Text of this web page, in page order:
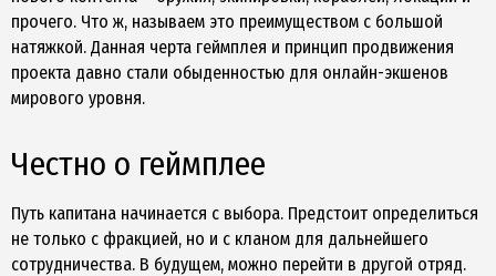
прочего. Что ж, называем это преимуществом с большой
натяжкой. Данная черта геймплея и принцип продвижения
проекта давно стали обыденностью для онлайн-экшенов
мирового уровня.
Честно о геймплее
Путь капитана начинается с выбора. Предстоит определиться
не только с фракцией, но и с кланом для дальнейшего
сотрудничества. В будущем, можно перейти в другой отряд.